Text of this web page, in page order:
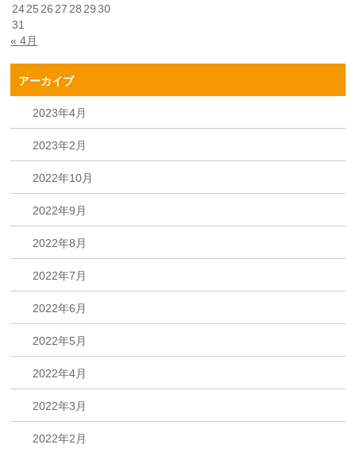
2425 26 27 28 29 30
31
« 4月
アーカイブ
2023年4月
2023年2月
2022年10月
2022年9月
2022年8月
2022年7月
2022年6月
2022年5月
2022年4月
2022年3月
2022年2月